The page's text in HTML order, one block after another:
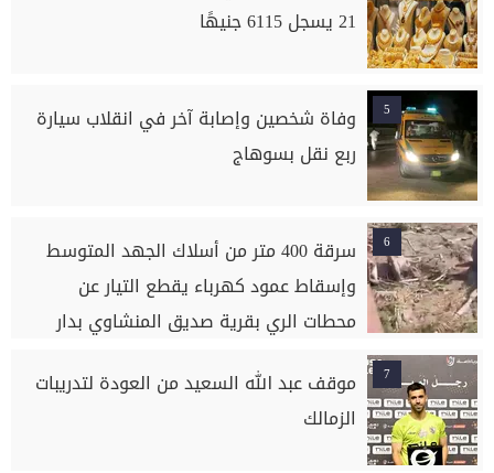
21 يسجل 6115 جنيهًا
5
وفاة شخصين وإصابة آخر في انقلاب سيارة
ربع نقل بسوهاج
6
سرقة 400 متر من أسلاك الجهد المتوسط
وإسقاط عمود كهرباء يقطع التيار عن
محطات الري بقرية صديق المنشاوي بدار
7
موقف عبد الله السعيد من العودة لتدريبات
الزمالك